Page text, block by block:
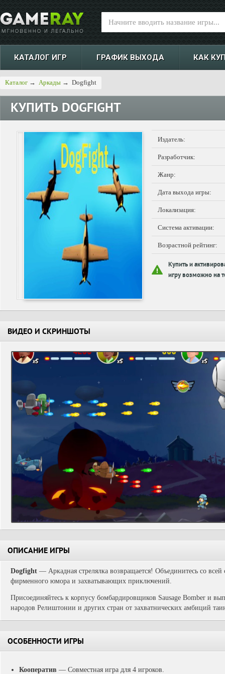
КАТАЛОГ ИГР ГРАФИК ВЫХОДА КАК
Каталог → Аркады → Dogfight
КУПИТЬ DOGFIGHT
Издатель:
Разработчик:
Жанр:
Дата выхода игры:
Локализация:
Система активации:
Возрастной рейтинг:
Купить и
игру возможно на
ВИДЕО И СКРИНШОТЫ
ОПИСАНИЕ ИГРЫ
Dogfight — Аркадная стрелялка возвращается! Объединитесь со
фирменного юмора и захватывающих приключений.
Присоединяйтесь к корпусу бомбардировщиков Sausage Bomber и
народов Релиштонии и других стран от захватнических амбиций
ОСОБЕННОСТИ ИГРЫ
Кооператив — Совместная игра для 4 игроков.